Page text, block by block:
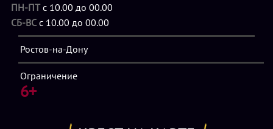
Роли распределяются среди участников игры случайным
образом либо по желанию. Дальше начинается само
действие. Посвященный каждой роли буклет содержит
точное описание характера персонажа, его внешнего
участниками, определенных целей, которых ему надо
достичь, и средств, которыми он может их добиваться.
ПН-ПТс 10.00 до 00.00
СБ-ВС с 10.00 до 00.00
Ростов-на-Дону
Ограничение
6+